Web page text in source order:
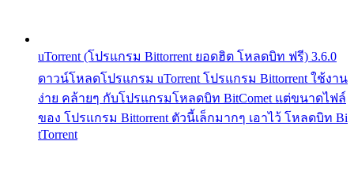
uTorrent (โปรแกรม Bittorrent ยอดฮิต โหลดบิท ฟรี) 3.6.0
ดาวน์โหลดโปรแกรม uTorrent โปรแกรม Bittorrent ใช้งาน
ง่าย คล้ายๆ กับโปรแกรมโหลดบิท BitComet แต่ขนาดไฟล์
ของ โปรแกรม Bittorrent ตัวนี้เล็กมากๆ เอาไว้ โหลดบิท Bi
tTorrent